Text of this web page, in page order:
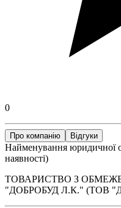
0
Про компанію Відгуки
Найменування юридичної
наявності)
ТОВАРИСТВО З
"ДОБРОБУД Л.К." (ТОВ